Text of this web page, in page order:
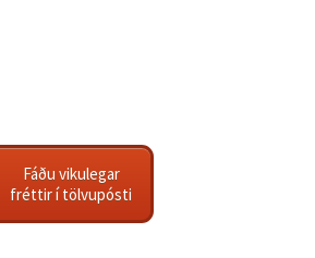
Fáðu vikulegar
fréttir í tölvupósti